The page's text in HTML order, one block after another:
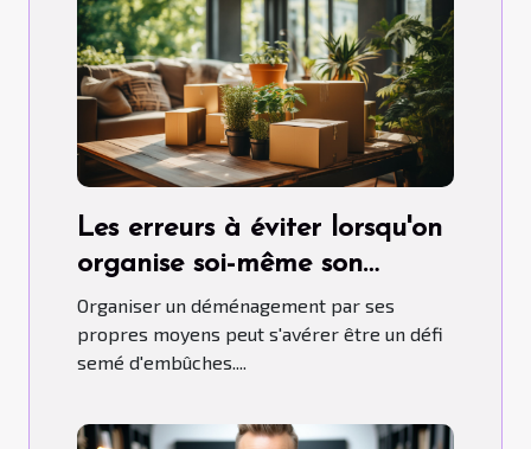
Les erreurs à éviter lorsqu'on
organise soi-même son
déménagement
Organiser un déménagement par ses
propres moyens peut s'avérer être un défi
semé d'embûches....